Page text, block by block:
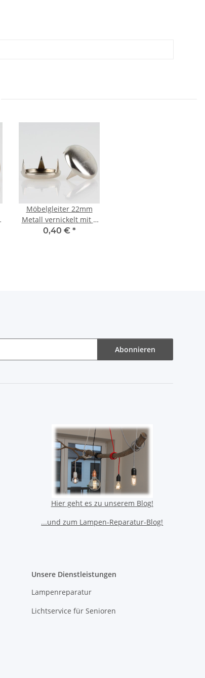
Möbelgleiter 22mm
Metall vernickelt mit 3
Zacken
0,40 € *
Abonnieren
Hier geht es zu unserem Blog!
...und zum Lampen-Reparatur-Blog!
Unsere Dienstleistungen
Lampenreparatur
Lichtservice für Senioren